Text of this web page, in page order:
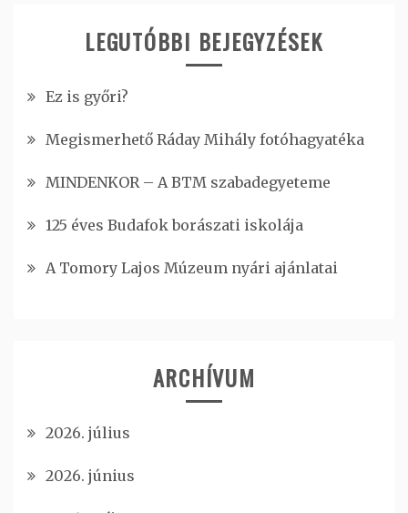
LEGUTÓBBI BEJEGYZÉSEK
Ez is győri?
Megismerhető Ráday Mihály fotóhagyatéka
MINDENKOR – A BTM szabadegyeteme
125 éves Budafok borászati iskolája
A Tomory Lajos Múzeum nyári ajánlatai
ARCHÍVUM
2026. július
2026. június